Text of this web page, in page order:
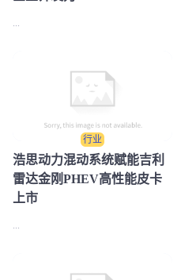
...
行业
浩思动力混动系统赋能吉利
雷达金刚PHEV高性能皮卡
上市
...